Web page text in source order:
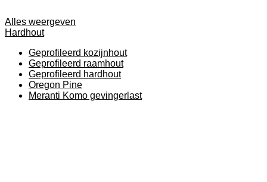
Alles weergeven
Hardhout
Geprofileerd kozijnhout
Geprofileerd raamhout
Geprofileerd hardhout
Oregon Pine
Meranti Komo gevingerlast